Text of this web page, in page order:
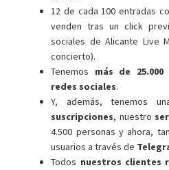
12 de cada 100 entradas
venden tras un click
sociales de Alicante Live
concierto).
Tenemos más de
redes sociales.
Y, además, tenemos
suscripciones, nuestro
4.500 personas y ahora,
usuarios a través de
Todos nuestros clientes